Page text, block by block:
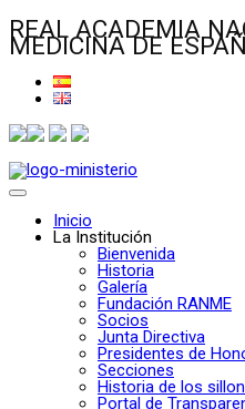
REAL ACADEMIA
MEDICINA DE
Inicio
La Institución
Bienvenida
Historia
Galería
Fundación RANME
Socios
Junta Directiva
Presidentes de
Secciones
Historia de los
Portal de